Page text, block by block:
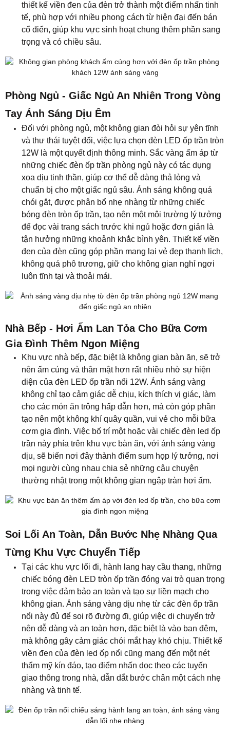
thiết kế viền đen của đèn trở thành một điểm nhấn tinh
tế, phù hợp với nhiều phong cách từ hiện đại đến bán
cổ điển, giúp khu vực sinh hoạt chung thêm phần sang
trọng và có chiều sâu.
Phòng Ngủ - Giấc Ngủ An Nhiên Trong Vòng
Tay Ánh Sáng Dịu Êm
Đối với phòng ngủ, một không gian đòi hỏi sự yên tĩnh
và thư thái tuyệt đối, việc lựa chọn đèn LED ốp trần tròn
12W là một quyết định thông minh. Sắc vàng ấm áp từ
những chiếc đèn ốp trần phòng ngủ này có tác dụng
xoa dịu tinh thần, giúp cơ thể dễ dàng thả lỏng và
chuẩn bị cho một giấc ngủ sâu. Ánh sáng không quá
chói gắt, được phân bổ nhẹ nhàng từ những chiếc
bóng đèn tròn ốp trần, tạo nên một môi trường lý tưởng
để đọc vài trang sách trước khi ngủ hoặc đơn giản là
tận hưởng những khoảnh khắc bình yên. Thiết kế viền
đen của đèn cũng góp phần mang lại vẻ đẹp thanh lịch,
không quá phô trương, giữ cho không gian nghỉ ngơi
luôn tĩnh tại và thoải mái.
Nhà Bếp - Hơi Ấm Lan Tỏa Cho Bữa Cơm
Gia Đình Thêm Ngon Miệng
Khu vực nhà bếp, đặc biệt là không gian bàn ăn, sẽ trở
nên ấm cúng và thân mật hơn rất nhiều nhờ sự hiện
diện của đèn LED ốp trần nổi 12W. Ánh sáng vàng
không chỉ tạo cảm giác dễ chịu, kích thích vị giác, làm
cho các món ăn trông hấp dẫn hơn, mà còn góp phần
tạo nên một không khí quây quần, vui vẻ cho mỗi bữa
cơm gia đình. Việc bố trí một hoặc vài chiếc đèn led ốp
trần này phía trên khu vực bàn ăn, với ánh sáng vàng
dịu, sẽ biến nơi đây thành điểm sum họp lý tưởng, nơi
mọi người cùng nhau chia sẻ những câu chuyện
thường nhật trong một không gian ngập tràn hơi ấm.
Soi Lối An Toàn, Dẫn Bước Nhẹ Nhàng Qua
Từng Khu Vực Chuyển Tiếp
Tại các khu vực lối đi, hành lang hay cầu thang, những
chiếc bóng đèn LED tròn ốp trần đóng vai trò quan trọng
trong việc đảm bảo an toàn và tạo sự liền mạch cho
không gian. Ánh sáng vàng dịu nhẹ từ các đèn ốp trần
nổi này đủ để soi rõ đường đi, giúp việc di chuyển trở
nên dễ dàng và an toàn hơn, đặc biệt là vào ban đêm,
mà không gây cảm giác chói mắt hay khó chịu. Thiết kế
viền đen của đèn led ốp nổi cũng mang đến một nét
thẩm mỹ kín đáo, tạo điểm nhấn dọc theo các tuyến
giao thông trong nhà, dẫn dắt bước chân một cách nhẹ
nhàng và tinh tế.